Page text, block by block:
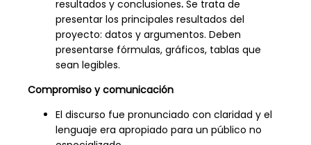
resultados y conclusiones. Se trata de
presentar los principales resultados del
proyecto: datos y argumentos. Deben
presentarse fórmulas, gráficos, tablas que
sean legibles.
Compromiso y comunicación
El discurso fue pronunciado con claridad y el
lenguaje era apropiado para un público no